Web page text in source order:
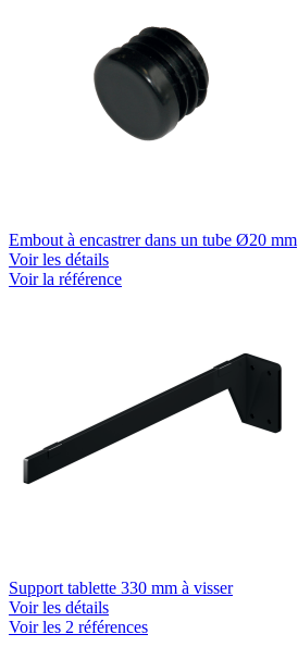
Embout à encastrer dans un tube Ø20 mm
Voir les détails
Voir la référence
Support tablette 330 mm à visser
Voir les détails
Voir les 2 références